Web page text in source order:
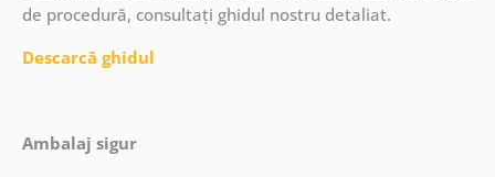
de procedură, consultați ghidul nostru detaliat.
Descarcă ghidul
Ambalaj sigur